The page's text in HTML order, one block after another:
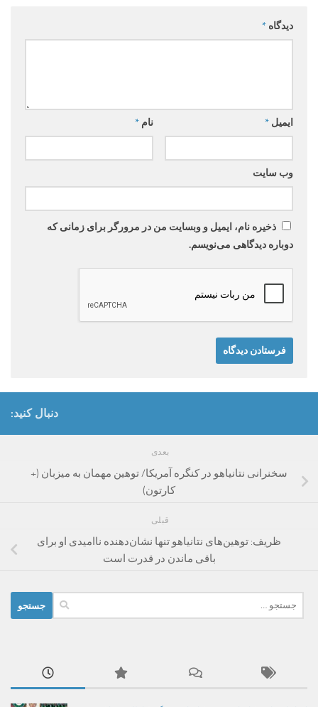
دیدگاه *
نام * ایمیل *
وب‌ سایت
ذخیره نام، ایمیل و وبسایت من در مرورگر برای زمانی که
دوباره دیدگاهی می‌نویسم.
دنبال کنید:
بعدی
سخنرانی نتانیاهو در کنگره آمریکا/ توهین مهمان به میزبان (+
کارتون)
قبلی
ظریف: توهین‌های نتانیاهو تنها نشان‌دهنده ناامیدی او برای
باقی ماندن در قدرت است
برای: